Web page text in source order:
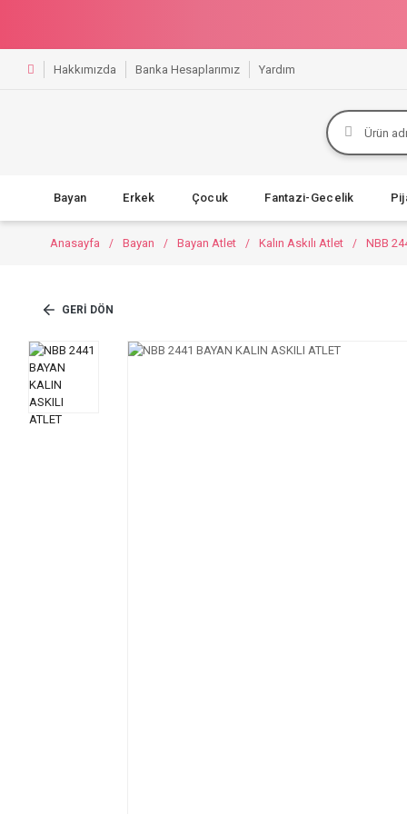
Hakkımızda Banka Hesaplarımız Yardım
Bayan Erkek Çocuk Fantazi-Gecelik
Anasayfa Bayan Bayan Atlet Kalın Askılı Atlet NBB
GERI DÖN